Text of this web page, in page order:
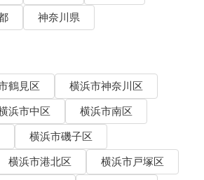
神奈川県
鶴見区
横浜市神奈川区
浜市中区
横浜市南区
横浜市磯子区
横浜市港北区
横浜市戸塚区